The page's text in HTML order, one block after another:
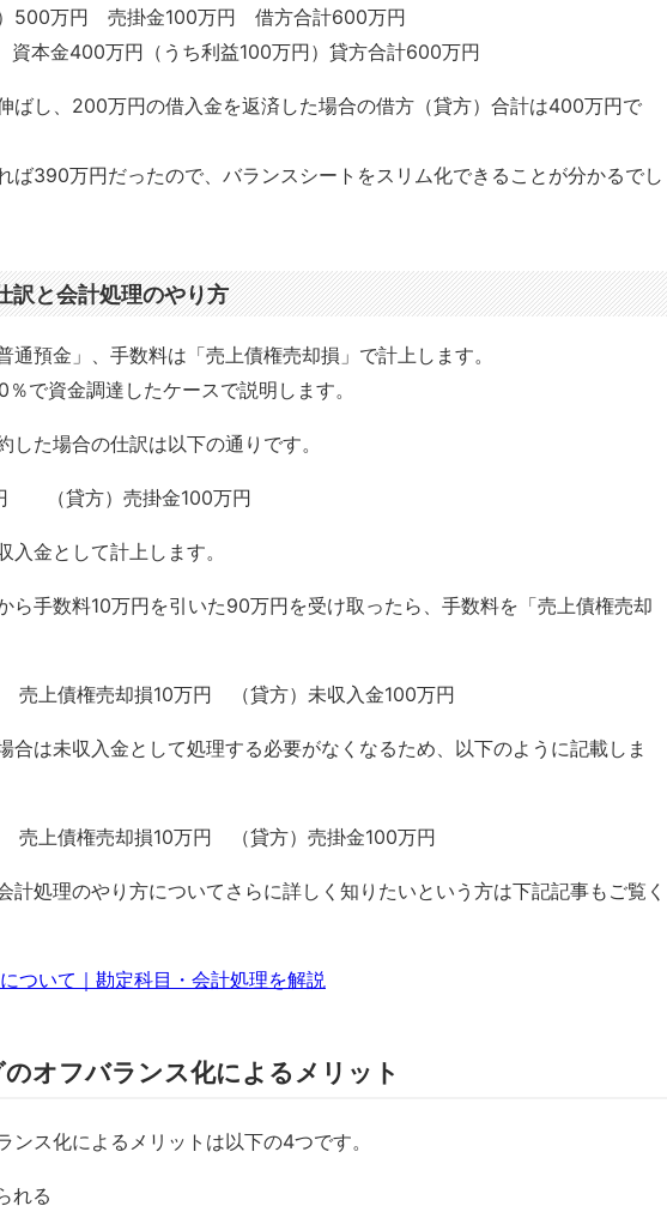
）500万円 売掛金100万円 借方合計600万円
資本金400万円（うち利益100万円）貸方合計600万円
ばし、200万円の借入金を返済した場合の借方（貸方）合計は400万円で
ば390万円だったので、バランスシートをスリム化できることが分かるでし
訳と会計処理のやり方
通預金」、手数料は「売上債権売却損」で計上します。
で資金調達したケースで説明します。
した場合の仕訳は以下の通りです。
円 （貸方）売掛金100万円
金として計上します。
ら手数料10万円を引いた90万円を受け取ったら、手数料を「売上債権売却
売上債権売却損10万円 （貸方）未収入金100万円
合は未収入金として処理する必要がなくなるため、以下のように記載しま
売上債権売却損10万円 （貸方）売掛金100万円
計処理のやり方についてさらに詳しく知りたいという方は下記記事もご覧く
ついて｜勘定科目・会計処理を解説
オフバランス化によるメリット
ンス化によるメリットは以下の4つです。
れる